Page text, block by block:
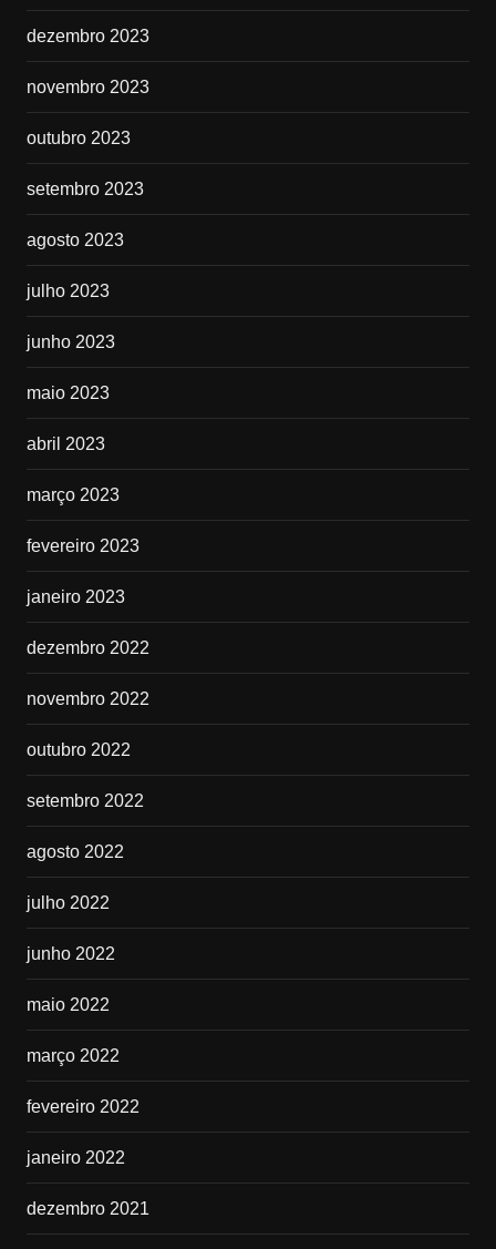
dezembro 2023
novembro 2023
outubro 2023
setembro 2023
agosto 2023
julho 2023
junho 2023
maio 2023
abril 2023
março 2023
fevereiro 2023
janeiro 2023
dezembro 2022
novembro 2022
outubro 2022
setembro 2022
agosto 2022
julho 2022
junho 2022
maio 2022
março 2022
fevereiro 2022
janeiro 2022
dezembro 2021